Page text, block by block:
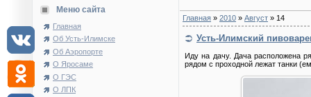
Меню сайта
Главная
Об Усть-Илимске
Об Аэропорте
О Яросаме
О ГЭС
О ЛПК
Главная » 2010 » Август » 14
Усть-Илимский
Иду на дачу. Дача расположена
рядом с проходной лежат танки